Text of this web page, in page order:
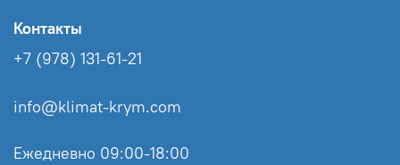
Контакты
+7 (978) 131-61-21
info@klimat-krym.com
Ежедневно 09:00-18:00